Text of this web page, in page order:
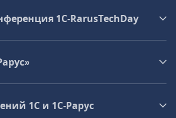
1C‑RarusTechDay
1С и 1С‑Рарус